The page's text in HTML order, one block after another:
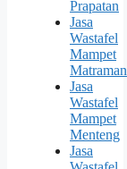
Prapatan
Jasa
Wastafel
Mampet
Matraman
Jasa
Wastafel
Mampet
Menteng
Jasa